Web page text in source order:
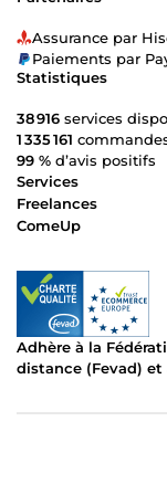
Assurance par
Paiements par
Statistiques
38 916 services
1 335 161
99 % d’avis positifs
Services
Freelances
ComeUp
Adhère à la
distance (Fevad)